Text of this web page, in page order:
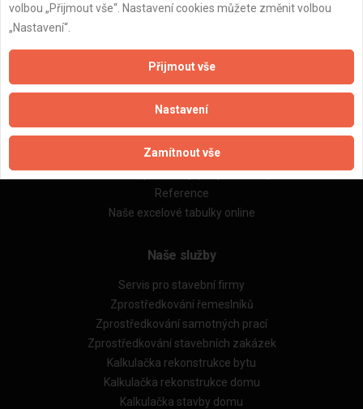
Důležité informace
Naše firmy a řemeslníci
Zpracování a ochrana osobních údajů
Zásady pro používání souborů cookie
Obchodní podmínky (zprostředkování)
Obchodní podmínky (rozpočtování)
Reference
Naše excelové tabulky online
Naše služby
Servis pro stavební firmy
Zprostředkování řemeslníků
Zprostředkování samotných prací
Zprostředkování stavebních zakázek
Kalkulačka rekonstrukce bytu
Kalkulačka rekonstrukce domu
Kalkulačka stavby domu
volbou „Přijmout vše“. Nastavení cookies můžete změnit volbou
„Nastavení“.
Přijmout vše
Nastavení
Zamítnout vše